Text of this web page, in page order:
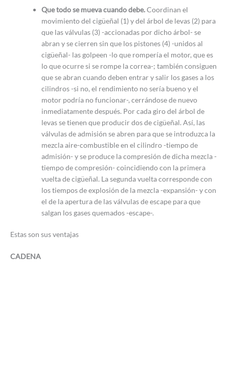
Que todo se mueva cuando debe.Coordinan el
movimiento del cigüeñal (1) y del árbol de levas (2) para
que las válvulas (3) -accionadas por dicho árbol- se
abran y se cierren sin que los pistones (4) -unidos al
cigüeñal- las golpeen -lo que rompería el motor, que es
lo que ocurre si se rompe la correa-; también consiguen
que se abran cuando deben entrar y salir los gases a los
cilindros -si no, el rendimiento no sería bueno y el
motor podría no funcionar-, cerrándose de nuevo
inmediatamente después. Por cada giro del árbol de
levas se tienen que producir dos de cigüeñal. Así, las
válvulas de admisión se abren para que se introduzca la
mezcla aire-combustible en el cilindro -tiempo de
admisión- y se produce la compresión de dicha mezcla -
tiempo de compresión- coincidiendo con la primera
vuelta de cigüeñal. La segunda vuelta corresponde con
los tiempos de explosión de la mezcla -expansión- y con
el de la apertura de las válvulas de escape para que
salgan los gases quemados -escape-.
Estas son sus ventajas
CADENA